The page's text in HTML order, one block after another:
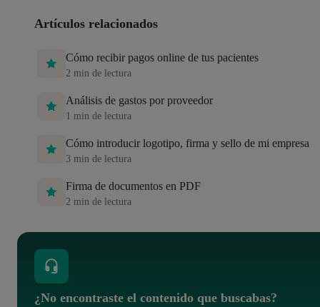
Artículos relacionados
Cómo recibir pagos online de tus pacientes
2 min de lectura
Análisis de gastos por proveedor
1 min de lectura
Cómo introducir logotipo, firma y sello de mi empresa
3 min de lectura
Firma de documentos en PDF
2 min de lectura
¿No encontraste el contenido que buscabas?